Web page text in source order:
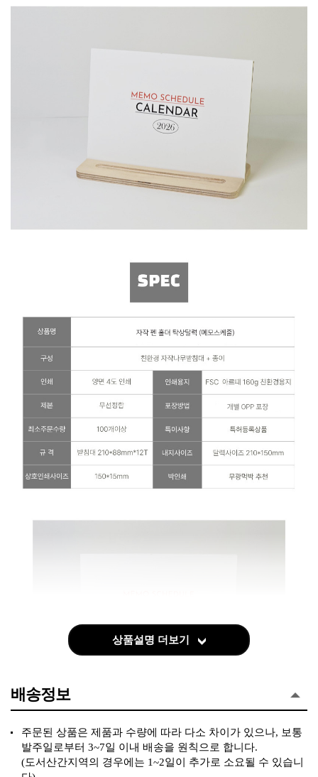
상품설명 더보기
배송정보
주문된 상품은 제품과 수량에 따라 다소 차이가 있으나, 보통
발주일로부터 3~7일 이내 배송을 원칙으로 합니다.
(도서산간지역의 경우에는 1~2일이 추가로 소요될 수 있습니